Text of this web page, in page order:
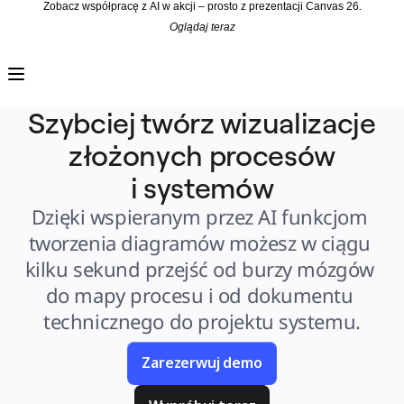
Zobacz współpracę z AI w akcji – prosto z prezentacji Canvas 26.
Oglądaj teraz
Engage
Platforma
Przegląd AI
AI Workflows
Łączniki
Serwer MCP
Odkryj AI Playbooks
Serwer MCP
Plany projektów
Integracje
Bezpieczeństwo
Enterprise Guard
Platforma dla deweloperów
Aplikacje do pobrania
Formaty
Tablica
Diagramy
Kanban
Osie czasu
Talktrack
Dokumenty
Szybciej twórz wizualizacje
złożonych procesów
i systemów
Dzięki wspieranym przez AI funkcjom
tworzenia diagramów możesz w ciągu
kilku sekund przejść od burzy mózgów
do mapy procesu i od dokumentu
technicznego do projektu systemu.
Zarezerwuj demo